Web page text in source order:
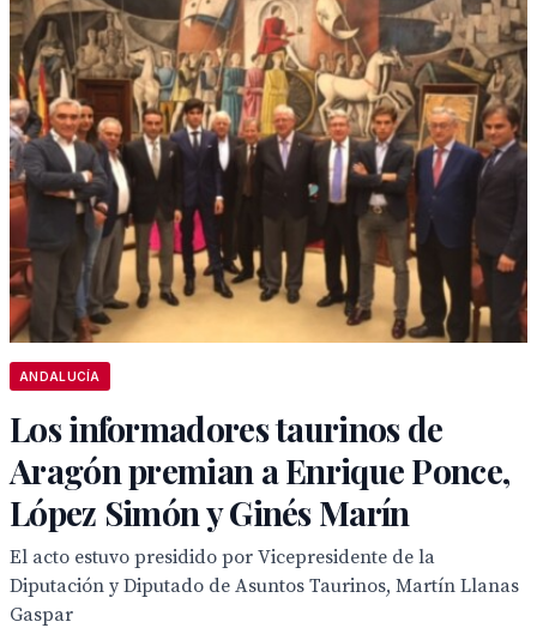
ANDALUCÍA
Los informadores taurinos de
Aragón premian a Enrique Ponce,
López Simón y Ginés Marín
El acto estuvo presidido por Vicepresidente de la
Diputación y Diputado de Asuntos Taurinos, Martín Llanas
Gaspar